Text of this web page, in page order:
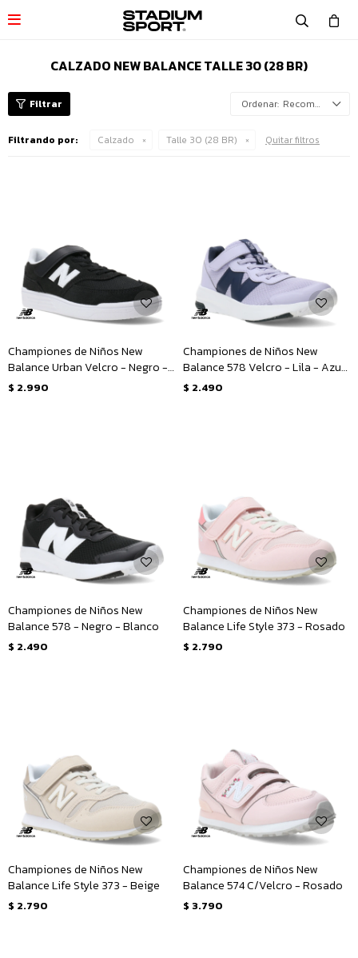

CALZADO NEW BALANCE TALLE 30 (28 BR)
Recomendados
Filtrando por: Calzado Talle 30 (28 BR) Quitar filtros
Championes de Niños New
Balance Urban Velcro - Negro -
Blanco
$ 2.990
Championes de Niños New
Balance 578 Velcro - Lila - Azul
Marino
$ 2.490
Championes de Niños New
Balance 578 - Negro - Blanco
$ 2.490
Championes de Niños New
Balance Life Style 373 - Rosado
$ 2.790
Championes de Niños New
Balance Life Style 373 - Beige
$ 2.790
Championes de Niños New
Balance 574 C/Velcro - Rosado
$ 3.790